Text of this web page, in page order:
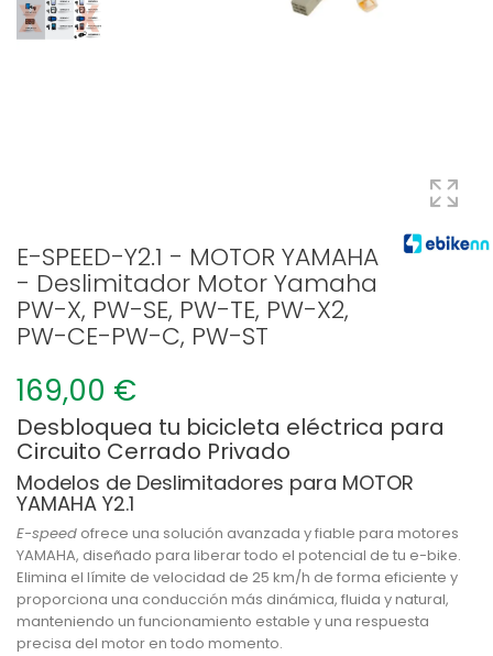
E-SPEED-Y2.1 - MOTOR YAMAHA
- Deslimitador Motor Yamaha
PW-X, PW-SE, PW-TE, PW-X2,
PW-CE-PW-C, PW-ST
169,00 €
Desbloquea tu bicicleta eléctrica para
Circuito Cerrado Privado
Modelos de Deslimitadores para MOTOR
YAMAHA Y2.1
E-speed ofrece una solución avanzada y fiable para motores
YAMAHA, diseñado para liberar todo el potencial de tu e-bike.
Elimina el límite de velocidad de 25 km/h de forma eficiente y
proporciona una conducción más dinámica, fluida y natural,
manteniendo un funcionamiento estable y una respuesta
precisa del motor en todo momento.